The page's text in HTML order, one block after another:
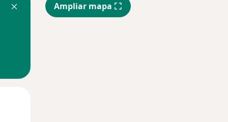
Ampliar mapa